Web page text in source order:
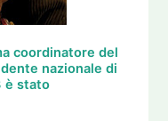
coordinatore del
nazionale di
è stato